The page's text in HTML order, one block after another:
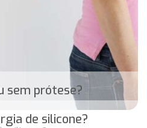
sem prótese?
de silicone?